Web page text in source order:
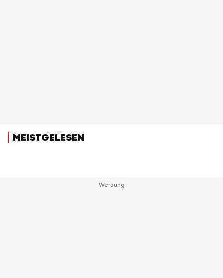
MEISTGELESEN